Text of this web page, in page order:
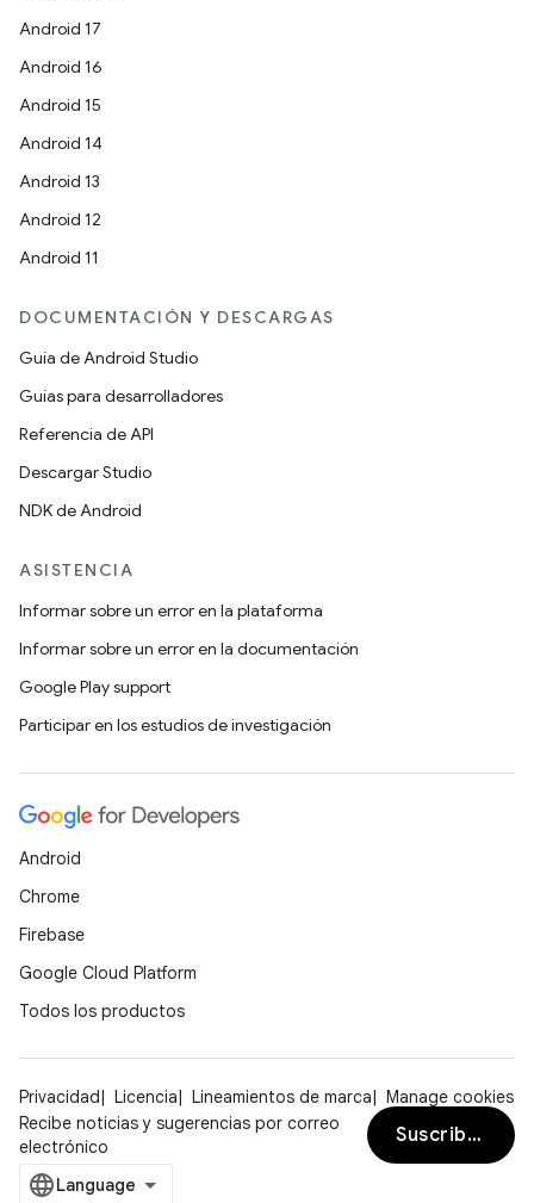
Android 17
Android 16
Android 15
Android 14
Android 13
Android 12
Android 11
DOCUMENTACIÓN Y DESCARGAS
Guía de Android Studio
Guías para desarrolladores
Referencia de API
Descargar Studio
NDK de Android
ASISTENCIA
Informar sobre un error en la plataforma
Informar sobre un error en la documentación
Google Play support
Participar en los estudios de investigación
Android
Chrome
Firebase
Google Cloud Platform
Todos los productos
Privacidad Licencia Lineamientos de marca
Manage cookies
Recibe noticias y sugerencias por correo
electrónico
Suscribirse